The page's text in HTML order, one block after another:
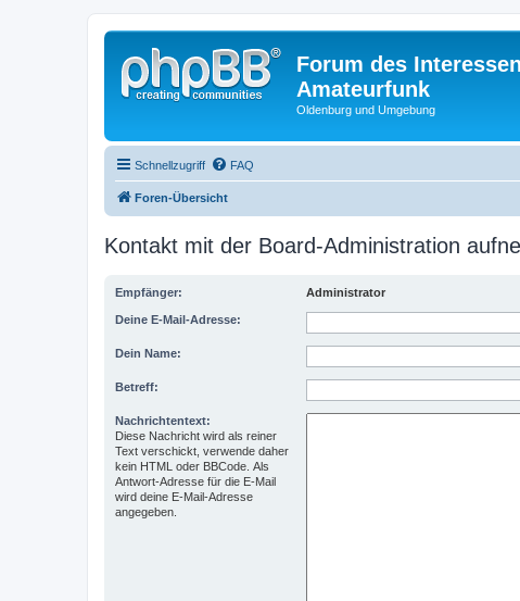
Forum des
Amateurfunk
Oldenburg und Umgebung
Schnellzugriff FAQ
Foren-Übersicht
Kontakt mit der Board-Administration
Empfänger: Administrator
Deine E-Mail-Adresse:
Dein Name:
Betreff:
Nachrichtentext:
Diese Nachricht wird als reiner
Text verschickt, verwende daher
kein HTML oder BBCode. Als
Antwort-Adresse für die E-Mail
wird deine E-Mail-Adresse
angegeben.